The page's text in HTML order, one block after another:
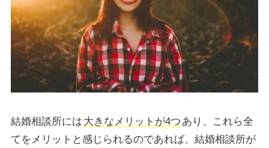
結婚相談所には 大きなメリットが4つ あり、これら全
てをメリットと感じられるのであれば、結婚相談所が